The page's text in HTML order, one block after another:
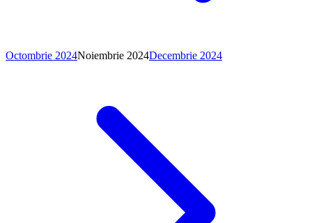
Octombrie 2024Noiembrie 2024Decembrie 2024